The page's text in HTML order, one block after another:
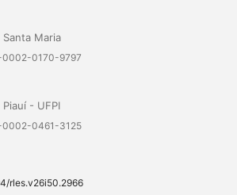
Maria
0170-9797
- UFPI
0002-0461-3125
rles.v26i50.2966